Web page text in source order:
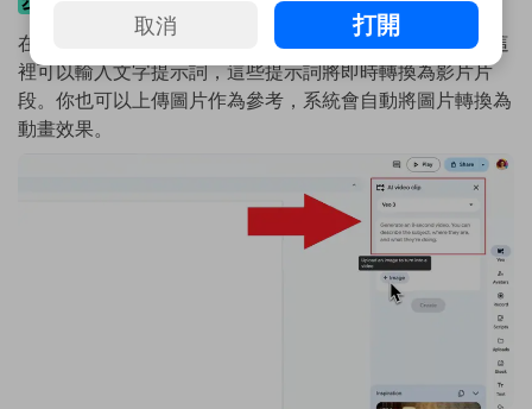
在編輯器介面中，往右側查看，你將看到 Veo3 功能區。這
裡可以輸入文字提示詞，這些提示詞將即時轉換為影片片
段。你也可以上傳圖片作為參考，系統會自動將圖片轉換為
動畫效果。
取消 打開